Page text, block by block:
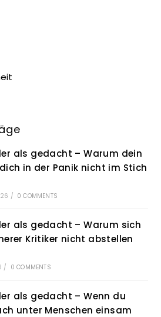
als gedacht – Warum dein
in der Panik nicht im Stich
/ 0 COMMENTS
als gedacht – Warum sich
Kritiker nicht abstellen
/ 0 COMMENTS
als gedacht – Wenn du
unter Menschen einsam